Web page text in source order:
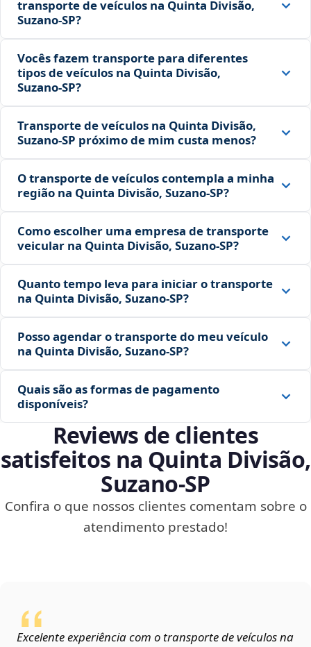
transporte de veículos na Quinta Divisão,
Suzano‑SP?
Vocês fazem transporte para diferentes
tipos de veículos na Quinta Divisão,
Suzano‑SP?
Transporte de veículos na Quinta Divisão,
Suzano‑SP próximo de mim custa menos?
O transporte de veículos contempla a minha
região na Quinta Divisão, Suzano‑SP?
Como escolher uma empresa de transporte
veicular na Quinta Divisão, Suzano‑SP?
Quanto tempo leva para iniciar o transporte
na Quinta Divisão, Suzano‑SP?
Posso agendar o transporte do meu veículo
na Quinta Divisão, Suzano‑SP?
Quais são as formas de pagamento
disponíveis?
Reviews de clientes
satisfeitos na Quinta Divisão,
Suzano‑SP
Confira o que nossos clientes comentam sobre o
atendimento prestado!
Excelente experiência com o transporte de veículos na